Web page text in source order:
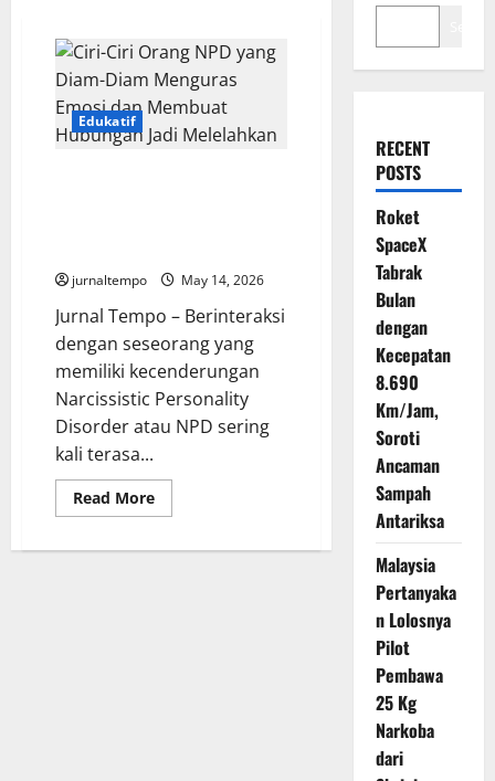
Edukatif
jurnaltempo May 14, 2026
Jurnal Tempo – Berinteraksi
dengan seseorang yang
memiliki kecenderungan
Narcissistic Personality
Disorder atau NPD sering
kali terasa...
Read MoreRead
more
Ciri
RECENT
POSTS
Roket
SpaceX
Tabrak
Bulan
dengan
Kecepatan
8.690
Km/Jam,
Soroti
Ancaman
Sampah
Antariksa
Malaysia
Pertanyaka
n Lolosnya
Pilot
Pembawa
25 Kg
Narkoba
dari